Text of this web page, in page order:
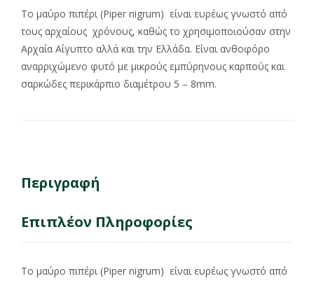
Το μαύρο πιπέρι (Piper nigrum) είναι ευρέως γνωστό από
τους αρχαίους χρόνους, καθώς το χρησιμοποιούσαν στην
Αρχαία Αίγυπτο αλλά και την Ελλάδα. Είναι ανθοφόρο
αναρριχώμενο φυτό με μικρούς εμπύρηνους καρπούς και
σαρκώδες περικάρπιο διαμέτρου 5 – 8mm.
Περιγραφή
Επιπλέον Πληροφορίες
Το μαύρο πιπέρι (Piper nigrum) είναι ευρέως γνωστό από